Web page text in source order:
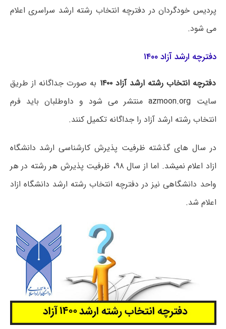
پردیس خودگردان در دفترچه انتخاب رشته ارشد سراسری اعلام
می شود.
دفترچه ارشد آزاد ۱۴۰۰
دفترچه انتخاب رشته ارشد آزاد ۱۴۰۰
به صورت جداگانه از طریق
سایت azmoon.orgمنتشر می شود و داوطلبان باید فرم
انتخاب رشته ارشد آزاد را جداگانه تکمیل کنند.
در سال های گذشته ظرفیت پذیرش کارشناسی ارشد دانشگاه
ازاد اعلام نمیشد. اما از سال ۹۸، ظرفیت پذیرش هر رشته در هر
واحد دانشگاهی نیز در دفترچه انتخاب رشته ارشد دانشگاه ازاد
اعلام شد.